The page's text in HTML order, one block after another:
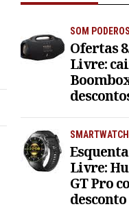
SOM
Ofertas
Livre:
Livre:
GT Pro
desconto